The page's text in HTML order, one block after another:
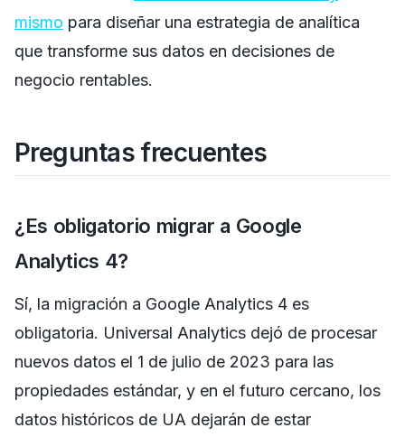
mismo para diseñar una estrategia de analítica
que transforme sus datos en decisiones de
negocio rentables.
Preguntas frecuentes
¿Es obligatorio migrar a Google
Analytics 4?
Sí, la migración a Google Analytics 4 es
obligatoria. Universal Analytics dejó de procesar
nuevos datos el 1 de julio de 2023 para las
propiedades estándar, y en el futuro cercano, los
datos históricos de UA dejarán de estar